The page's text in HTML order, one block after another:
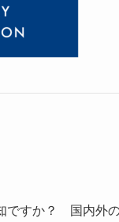
ですか？ 国内外